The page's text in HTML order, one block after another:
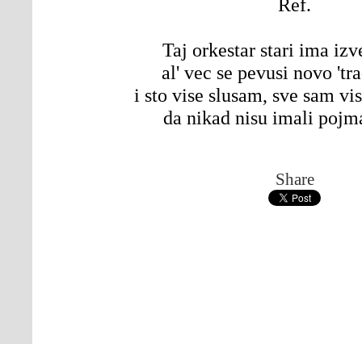
Ref.
Taj orkestar stari ima
al' vec se pevusi novo
i sto vise slusam, sve sam
da nikad nisu imali
Share